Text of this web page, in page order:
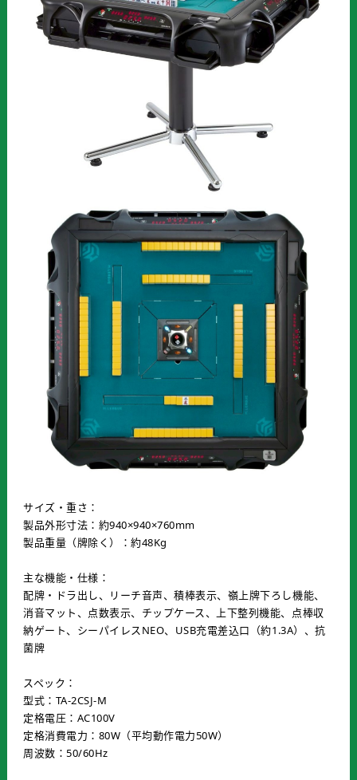
サイズ・重さ：
製品外形寸法：約940×940×760mm
製品重量（牌除く）：約48Kg
主な機能・仕様：
配牌・ドラ出し、リーチ音声、積棒表示、嶺上牌下ろし機能、
消音マット、点数表示、チップケース、上下整列機能、点棒収
納ゲート、シーパイレスNEO、USB充電差込口（約1.3A）、抗
菌牌
スペック：
型式：TA-2CSJ-M
定格電圧：AC100V
定格消費電力：80W（平均動作電力50W）
周波数：50/60Hz